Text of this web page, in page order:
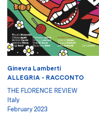
Ginevra Lamberti
ALLEGRIA - RACCONTO
THE FLORENCE REVIEW
Italy
February 2023